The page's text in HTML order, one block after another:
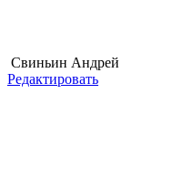
Свиньин Андрей
Редактировать